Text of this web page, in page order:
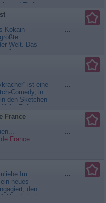
und Einfluss.
real
Harald
wie diese
Kokain
Welt. Das
die vom
Diese
verurteilt
wollte...
...
ist eine
Comedy, in
den Sketchen
Rollen
Humor,
und
nimmt die
und
...
France
France
...
Im
neues
den
hat
...